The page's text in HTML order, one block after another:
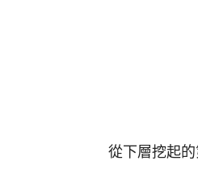
從下層挖起